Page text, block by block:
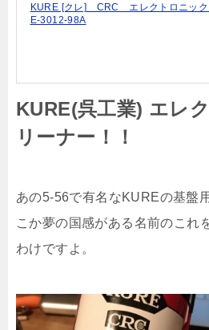
KURE [クレ] CRC エレクトロニッ
E-3012-98A
KURE(呉工業) エレ
リーナー！！
あの5-56で有名なKUREの基盤
こか夢の国感がある名前のこれ
わけですよ。